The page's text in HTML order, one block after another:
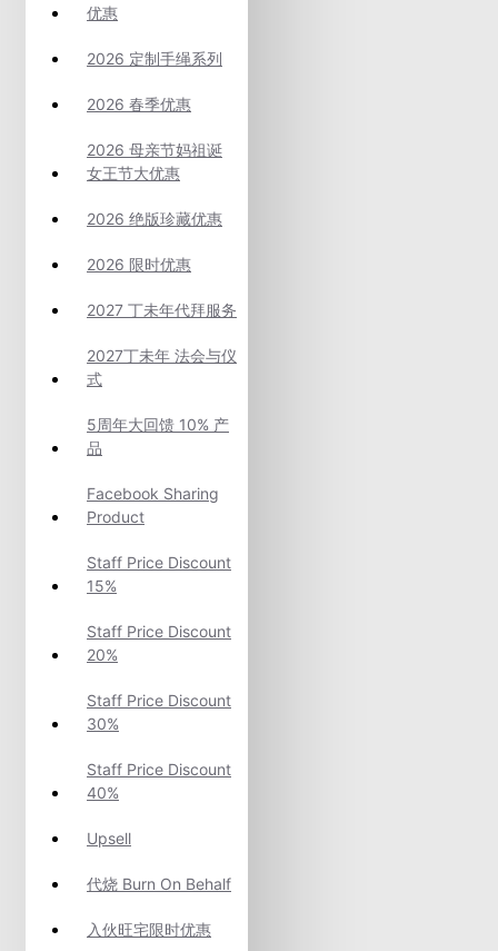
优惠
2026 定制手绳系列
2026 春季优惠
2026 母亲节妈祖诞
女王节大优惠
2026 绝版珍藏优惠
2026 限时优惠
2027 丁未年代拜服务
2027丁未年 法会与仪
式
5周年大回馈 10% 产
品
Facebook Sharing
Product
Staff Price Discount
15%
Staff Price Discount
20%
Staff Price Discount
30%
Staff Price Discount
40%
Upsell
代烧 Burn On Behalf
入伙旺宅限时优惠